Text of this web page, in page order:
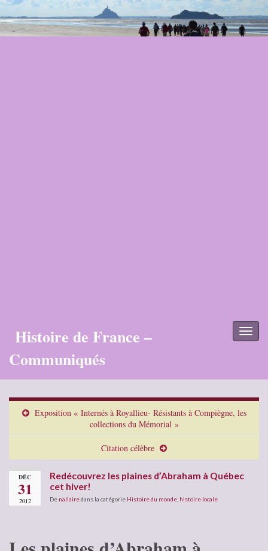
Histoire de France –
Communiqués
Exposition « Internés à Royallieu- Résistants à Compiègne, les
collections du Mémorial »
Citation célèbre
DÉC
31
2012
Redécouvrez les plaines d’Abraham à Québec
cet hiver!
De nallairedans la catégorie Histoire du monde histoire locale